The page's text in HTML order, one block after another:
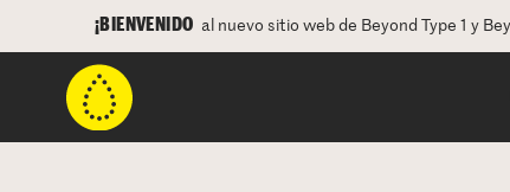
¡BIENVENIDO al nuevo sitio web de Beyond Type 1 y